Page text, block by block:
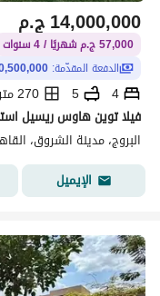
ج.م14,000,000
57,000 ج.م شهريًا / 4 سنوات
الدفعة المقدّمة: 10,500,000
4
5
270 متر مربع
البروج، مدينة الشروق،
الإيميل